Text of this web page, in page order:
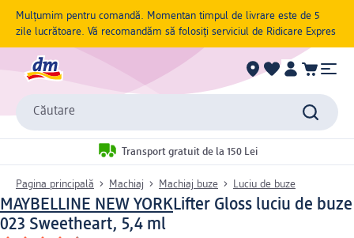
Mulțumim pentru comandă. Momentan timpul de livrare este de 5
zile lucrătoare. Vă recomandăm să folosiți serviciul de Ridicare Expres
Căutare
Transport gratuit de la 150 Lei
Pagina principală Machiaj Machiaj buze Luciu de buze
MAYBELLINE NEW YORKLifter Gloss luciu de buze
023 Sweetheart, 5,4 ml